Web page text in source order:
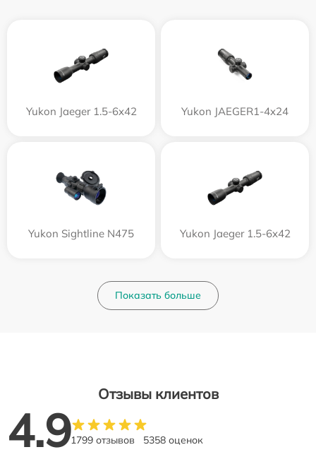
Yukon Jaeger 1.5-6x42 Yukon JAEGER1-4x24
Yukon Sightline N475 Yukon Jaeger 1.5-6x42
Показать больше
Отзывы клиентов
4.91799 отзывов 5358 оценок